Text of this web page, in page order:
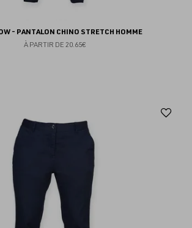
- PANTALON CHINO STRETCH HOMME
À PARTIR DE 20.65€